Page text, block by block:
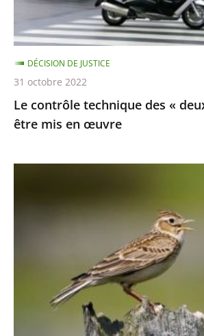
doit
être
mis
en
œuvre
Le contrôle technique des «
être mis en œuvre
DÉCISION DE JUSTICE
31 octobre 2022